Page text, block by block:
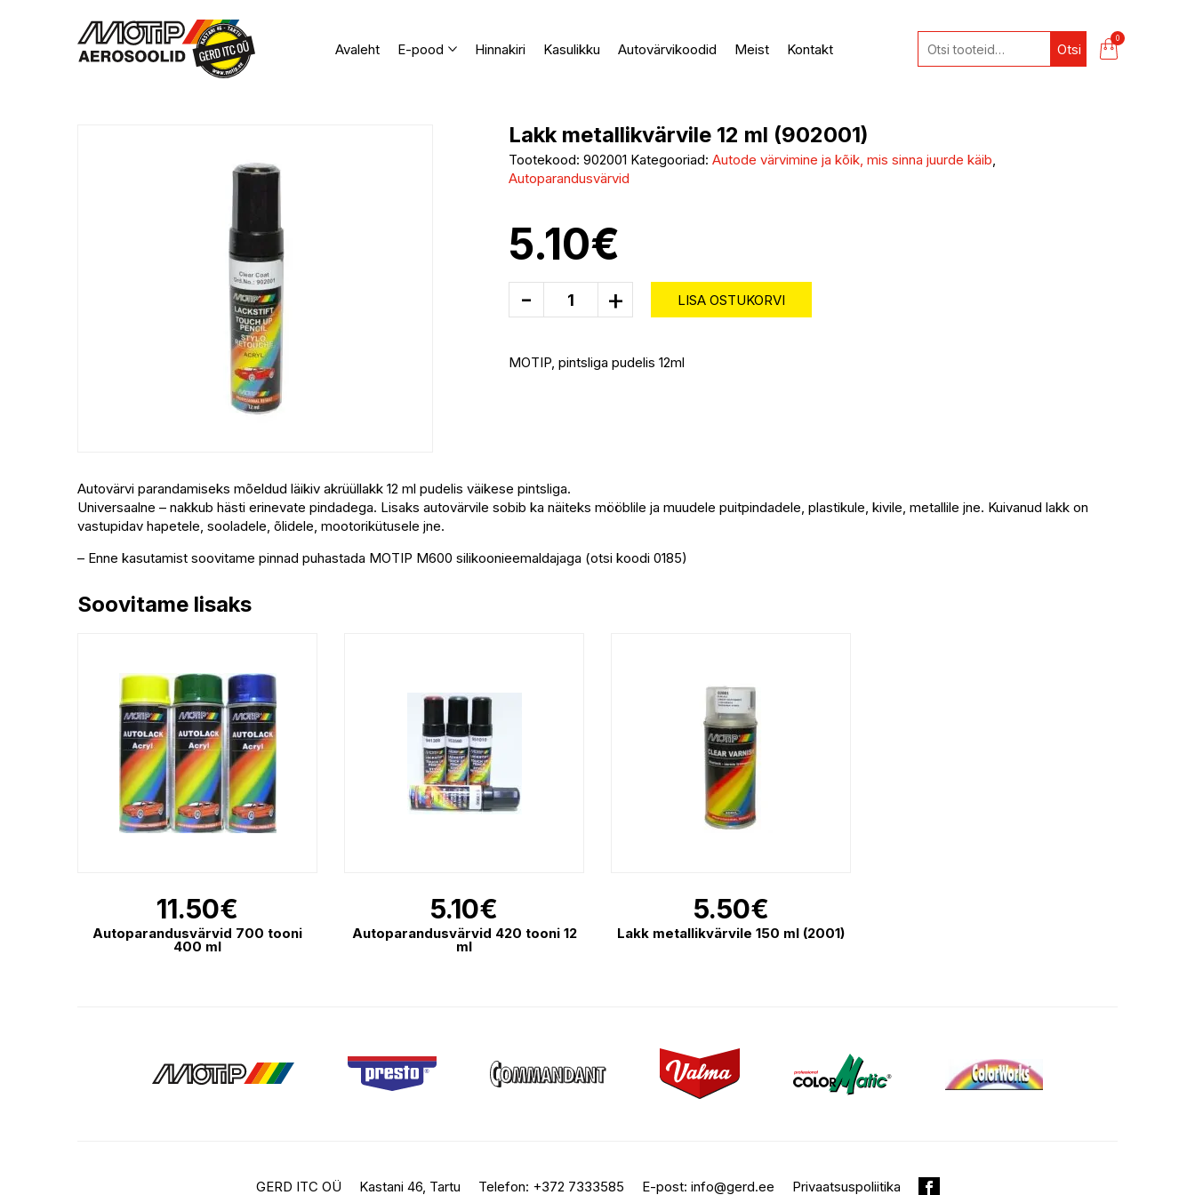
Avaleht E-pood Hinnakiri Kasulikku Autovärvikoodid Meist Kontakt Otsi
0
Lakk metallikvärvile 12 ml (902001)
Tootekood: 902001 Kategooriad: Autode värvimine ja kõik, mis sinna juurde käib,
Autoparandusvärvid
5.10€
- + LISA OSTUKORVI
MOTIP, pintsliga pudelis 12ml
Autovärvi parandamiseks mõeldud läikiv akrüüllakk 12 ml pudelis väikese pintsliga.
Universaalne – nakkub hästi erinevate pindadega. Lisaks autovärvile sobib ka näiteks mööblile ja muudele puitpindadele, plastikule, kivile, metallile jne. Kuivanud lakk on
vastupidav hapetele, sooladele, õlidele, mootorikütusele jne.
– Enne kasutamist soovitame pinnad puhastada MOTIP M600 silikoonieemaldajaga (otsi koodi 0185)
Soovitame lisaks
11.50€
Autoparandusvärvid 700 tooni
400 ml
5.10€
Autoparandusvärvid 420 tooni 12
ml
5.50€
Lakk metallikvärvile 150 ml (2001)
GERD ITC OÜ Kastani 46, Tartu Telefon: +372 7333585 E-post: info@gerd.ee Privaatsuspoliitika